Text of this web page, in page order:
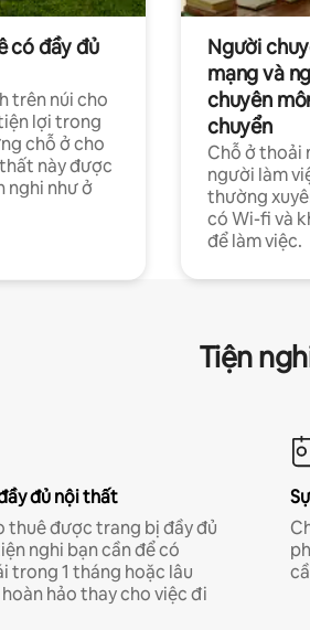
có đầy đủ
trên núi cho
lợi trong
chỗ ở cho
này được
nghi như ở
Người
mạng và
chuyên
chuyển
Chỗ ở thoải
người làm
thường
có Wi-fi và
để làm việc.
Tiện
đủ nội thất
thuê được trang bị đầy đủ
nghi bạn cần để có
trong 1 tháng hoặc lâu
hảo thay cho việc đi